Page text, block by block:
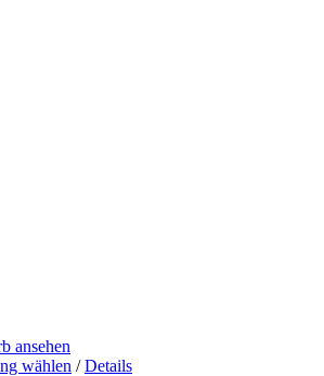
ansehen
wählen Dieses
/ Details